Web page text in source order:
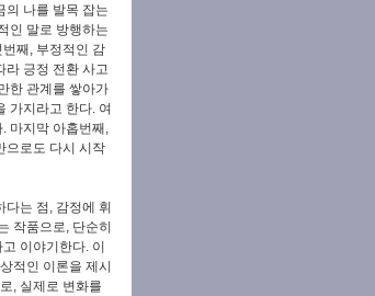
의 나를 발목 잡는
인 말로 방행하는
째, 부정적인 감
라 긍정 전환 사고
한 관계를 쌓아가
가지라고 한다. 여
마지막 아홉번째,
으로도 다시 시작
는 점, 감정에 휘
작품으로, 단순히
이야기한다. 이
적인 이론을 제시
, 실제로 변화를